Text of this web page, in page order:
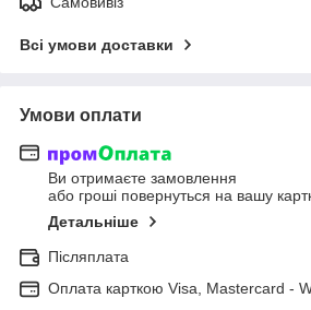
Всі умови доставки
Умови оплати
Ви отримаєте замовлення
або гроші повернуться на вашу
Детальніше
Післяплата
Оплата карткою Visa, Mastercard -